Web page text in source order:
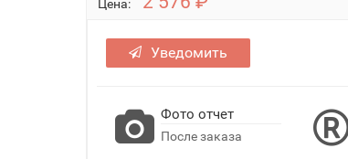
Цена:
Уведомить
Фото отчет
После заказа